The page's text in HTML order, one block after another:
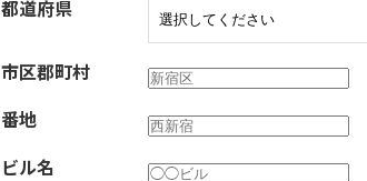
都道府県
市区郡町村
番地
ビル名